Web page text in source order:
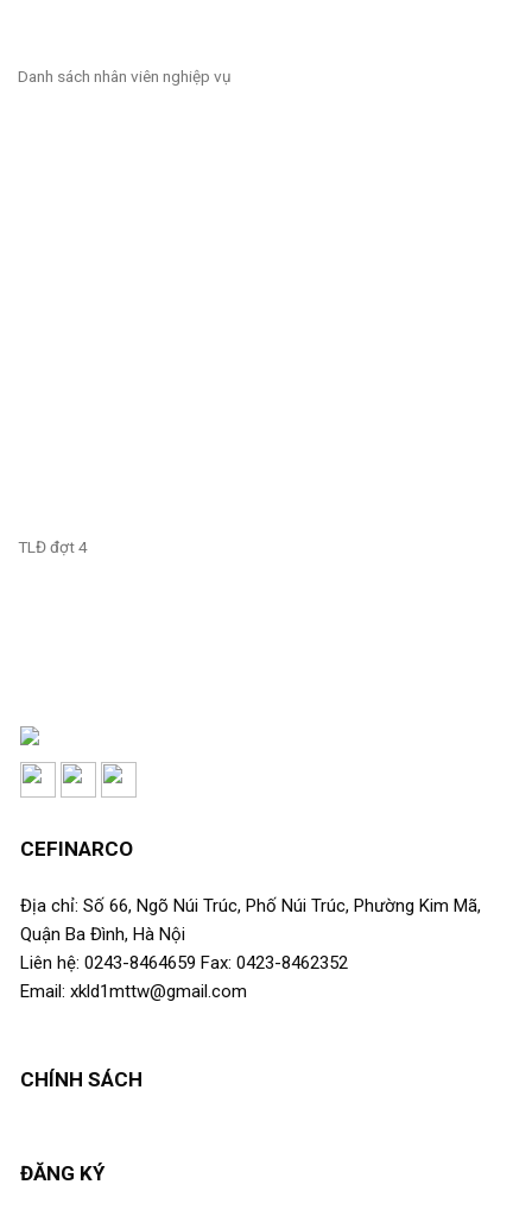
Danh sách nhân viên nghiệp vụ
TLĐ đợt 4
CEFINARCO
Địa chỉ: Số 66, Ngõ Núi Trúc, Phố Núi Trúc, Phường Kim Mã,
Quận Ba Đình, Hà Nội
Liên hệ: 0243-8464659 Fax: 0423-8462352
Email: xkld1mttw@gmail.com
CHÍNH SÁCH
ĐĂNG KÝ